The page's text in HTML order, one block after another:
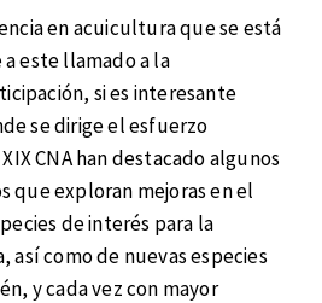
en acuicultura que se está
este llamado a la
si es interesante
se dirige el esfuerzo
CNA han destacado algunos
que exploran mejoras en el
de interés para la
así como de nuevas especies
y cada vez con mayor